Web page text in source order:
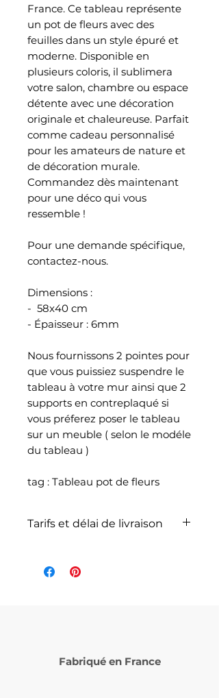
France. Ce tableau représente
un pot de fleurs avec des
feuilles dans un style épuré et
moderne. Disponible en
plusieurs coloris, il sublimera
votre salon, chambre ou espace
détente avec une décoration
originale et chaleureuse. Parfait
comme cadeau personnalisé
pour les amateurs de nature et
de décoration murale.
Commandez dès maintenant
pour une déco qui vous
ressemble !
Pour une demande spécifique,
contactez-nous.
Dimensions :
- 58x40 cm
- Épaisseur : 6mm
Nous fournissons 2 pointes pour
que vous puissiez suspendre le
tableau à votre mur ainsi que 2
supports en contreplaqué si
vous préferez poser le tableau
sur un meuble ( selon le modéle
du tableau )
tag : Tableau pot de fleurs
Tarifs et délai de livraison
comprise dans le prix de
de votre commande (
Fabriqué en France